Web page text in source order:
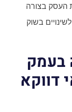
העסק בצורה
בשוק
בעמק
דווקא